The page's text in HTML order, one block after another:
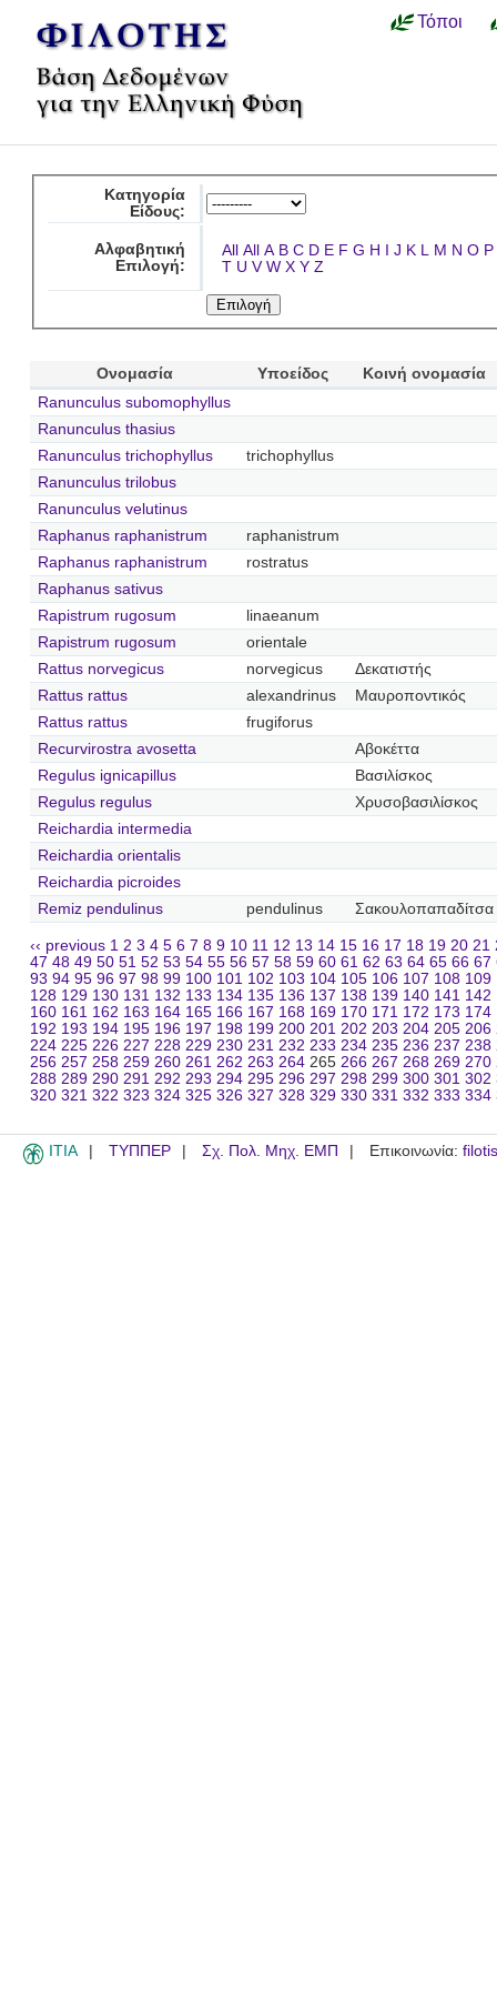
Τόποι
Κατηγορία
Είδους:
Αλφαβητική
Επιλογή:
All All A B C D E F G H I J K L M N O P
T U V W X Y Z
Ονομασία Υποείδος
Κοινή ονομασία
Ranunculus subomophyllus
Ranunculus thasius
Ranunculus trichophyllus
trichophyllus
Ranunculus trilobus
Ranunculus velutinus
Raphanus raphanistrum
raphanistrum
Raphanus raphanistrum
rostratus
Raphanus sativus
Rapistrum rugosum
linaeanum
Rapistrum rugosum
orientale
Rattus norvegicus
norvegicus
Δεκατιστής
Rattus rattus
alexandrinus
Μαυροποντικός
Rattus rattus
frugiforus
Recurvirostra avosetta
Αβοκέττα
Regulus ignicapillus
Βασιλίσκος
Regulus regulus
Χρυσοβασιλίσκος
Reichardia intermedia
Reichardia orientalis
Reichardia picroides
Remiz pendulinus
pendulinus Σακουλοπαπαδίτσα
‹‹ previous 1 2 3 4 5 6 7 8 9 10 11 12 13 14 15 16 17 18 19 20 21
47 48 49 50 51 52 53 54 55 56 57 58 59 60 61 62 63 64 65 66 67
93 94 95 96 97 98 99 100 101 102 103 104 105 106 107 108 109
128 129 130 131 132 133 134 135 136 137 138 139 140 141 142
160 161 162 163 164 165 166 167 168 169 170 171 172 173 174
192 193 194 195 196 197 198 199 200 201 202 203 204 205 206
224 225 226 227 228 229 230 231 232 233 234 235 236 237 238
256 257 258 259 260 261 262 263 264 265 266 267 268 269 270
288 289 290 291 292 293 294 295 296 297 298 299 300 301 302
320 321 322 323 324 325 326 327 328 329 330 331 332 333 334
ITIA ΤΥΠΠΕΡ Σχ. Πολ. Μηχ. ΕΜΠ Επικοινωνία: